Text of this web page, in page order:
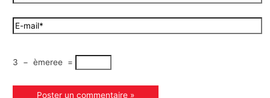
3 − èmeree =